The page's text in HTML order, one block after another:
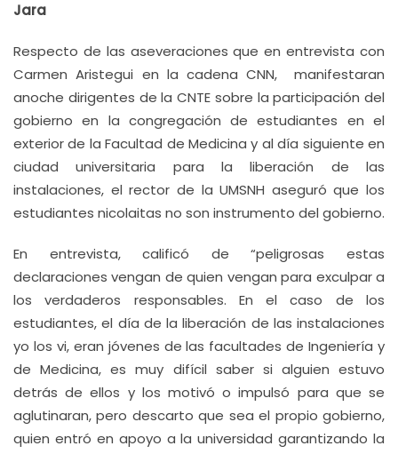
Jara
Respecto de las aseveraciones que en entrevista con
Carmen Aristegui en la cadena CNN, manifestaran
anoche dirigentes de la CNTE sobre la participación del
gobierno en la congregación de estudiantes en el
exterior de la Facultad de Medicina y al día siguiente en
ciudad universitaria para la liberación de las
instalaciones, el rector de la UMSNH aseguró que los
estudiantes nicolaitas no son instrumento del gobierno.
En entrevista, calificó de “peligrosas estas
declaraciones vengan de quien vengan para exculpar a
los verdaderos responsables. En el caso de los
estudiantes, el día de la liberación de las instalaciones
yo los vi, eran jóvenes de las facultades de Ingeniería y
de Medicina, es muy difícil saber si alguien estuvo
detrás de ellos y los motivó o impulsó para que se
aglutinaran, pero descarto que sea el propio gobierno,
quien entró en apoyo a la universidad garantizando la